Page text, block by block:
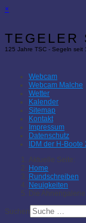
×
TEGELER
125 Jahre TSC - Segeln seit
Webcam
Webcam Malche
Wetter
Kalender
Sitemap
Kontakt
Impressum
Datenschutz
IDM der H-Boote
Aktuelle Seite:
Home
Rundschreiben
Neuigkeiten
Die
Suchen